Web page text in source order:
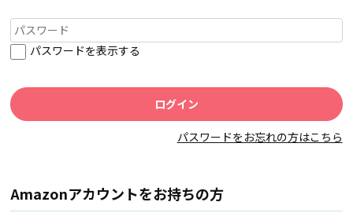
パスワードを表示する
パスワードをお忘れの方はこちら
Amazonアカウントをお持ちの方